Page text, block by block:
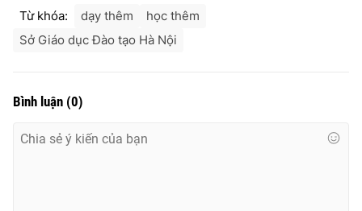
Theo dõi báo trên
Cơ quan báo chí:
cấp ngày 29/12/2023
Từ khóa: dạy thêm
học thêm
Sở Giáo dục Đào tạo Hà Nội
Bình luận (0)